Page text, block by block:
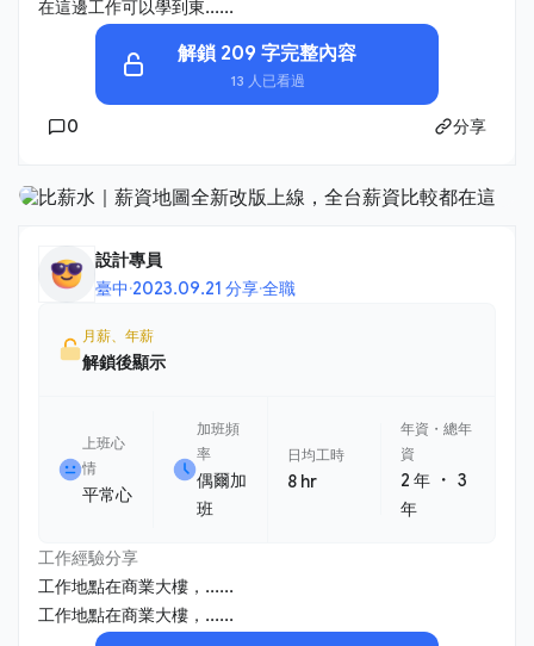
在這邊工作可以學到東......
解鎖 209 字完整內容
13 人已看過
0 分享
設計專員
臺中·2023.09.21 分享·全職
月薪、年薪
解鎖後顯示
上班心
情
平常心
加班頻
率
偶爾加
班
日均工時
8 hr
年資・總年
資
2 年 ・3
年
工作經驗分享
工作地點在商業大樓，......
工作地點在商業大樓，......